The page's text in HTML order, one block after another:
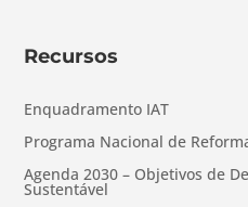
Recursos
Enquadramento IAT
Programa Nacional de
Agenda 2030 – Objetivos de
Sustentável